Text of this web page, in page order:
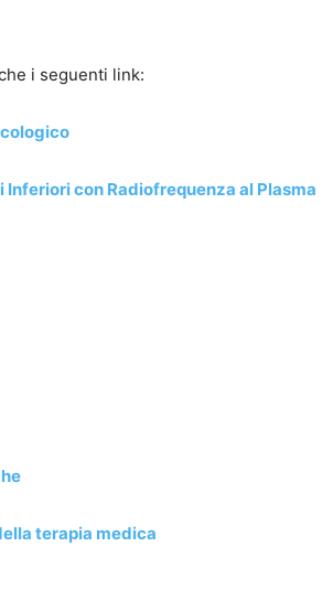
i seguenti link:
con Radiofrequenza al Plasma
terapia medica